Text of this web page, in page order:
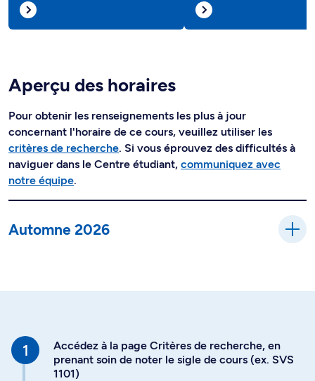
Aperçu des horaires
Pour obtenir les renseignements les plus à jour
concernant l'horaire de ce cours, veuillez utiliser les
critères de recherche. Si vous éprouvez des difficultés à
naviguer dans le Centre étudiant, communiquez avec
notre équipe.
Automne 2026
Accédez à la page Critères de recherche, en
prenant soin de noter le sigle de cours (ex. SVS
1101)